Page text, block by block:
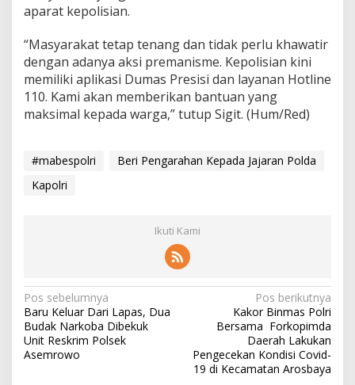
aparat kepolisian.
“Masyarakat tetap tenang dan tidak perlu khawatir
dengan adanya aksi premanisme. Kepolisian kini
memiliki aplikasi Dumas Presisi dan layanan Hotline
110. Kami akan memberikan bantuan yang
maksimal kepada warga,” tutup Sigit. (Hum/Red)
#mabespolri
Beri Pengarahan Kepada Jajaran Polda
Kapolri
Ikuti Kami
N
a
v
i
Pos sebelumnya
Baru Keluar Dari Lapas, Dua
Budak Narkoba Dibekuk
Unit Reskrim Polsek
Asemrowo
Pos berikutnya
Kakor Binmas Polri
Bersama Forkopimda
Daerah Lakukan
Pengecekan Kondisi Covid-
19 di Kecamatan Arosbaya